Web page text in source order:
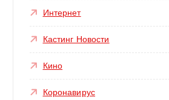
Интернет
Кастинг Новости
Кино
Коронавирус